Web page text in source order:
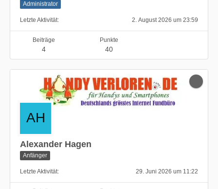
Administrator
Letzte Aktivität 2. August 2026 um 23:59
Beiträge
4
Punkte
40
Alexander Hagen
Anfänger
Letzte Aktivität 29. Juni 2026 um 11:22